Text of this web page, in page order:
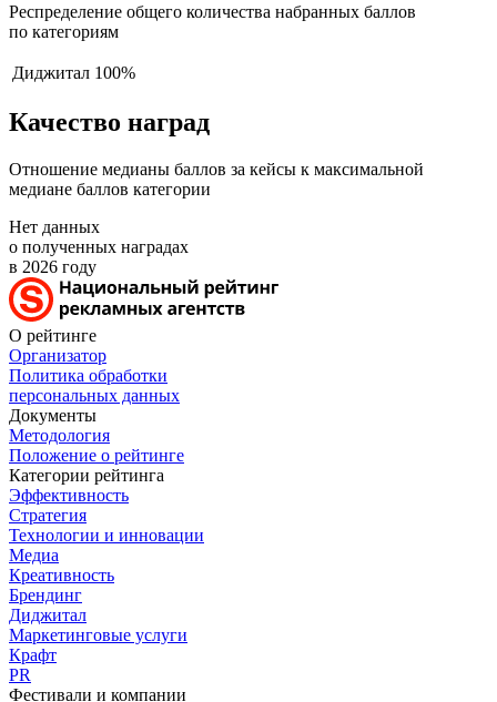
Респределение общего количества набранных баллов
по категориям
Диджитал 100%
Качество наград
Отношение медианы баллов за кейсы к максимальной
медиане баллов категории
Нет данных
о полученных наградах
в 2026 году
О рейтинге
Организатор
Политика обработки
персональных данных
Документы
Методология
Положение о рейтинге
Категории рейтинга
Эффективность
Стратегия
Технологии и инновации
Медиа
Креативность
Брендинг
Диджитал
Маркетинговые услуги
Крафт
PR
Фестивали и компании